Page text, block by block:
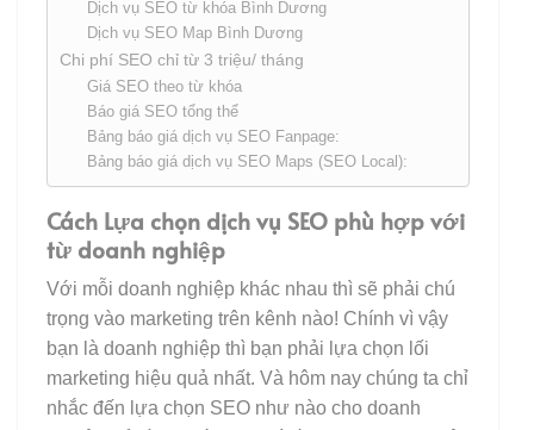
Dịch vụ SEO từ khóa Bình Dương
Dịch vụ SEO Map Bình Dương
Chi phí SEO chỉ từ 3 triệu/ tháng
Giá SEO theo từ khóa
Báo giá SEO tổng thể
Bảng báo giá dịch vụ SEO Fanpage:
Bảng báo giá dịch vụ SEO Maps (SEO Local):
Cách Lựa chọn dịch vụ SEO phù hợp với
từ doanh nghiệp
Với mỗi doanh nghiệp khác nhau thì sẽ phải chú
trọng vào marketing trên kênh nào! Chính vì vậy
bạn là doanh nghiệp thì bạn phải lựa chọn lối
marketing hiệu quả nhất. Và hôm nay chúng ta chỉ
nhắc đến lựa chọn SEO như nào cho doanh